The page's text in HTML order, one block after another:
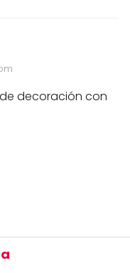
decoración con